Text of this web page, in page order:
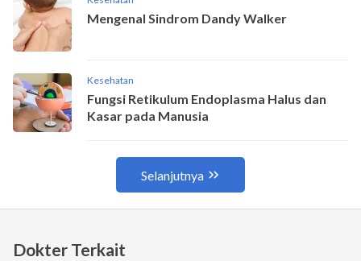
Dokter Terkait